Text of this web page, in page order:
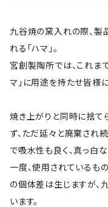
九谷焼の窯入れの際、製
れる「ハマ」。
宮創製陶所では、これま
マ」に用途を持たせ皆様
焼き上がりと同時に捨て
ず、ただ延々と廃棄され続
で吸水性も良く、真っ白
一度、使用されているも
の個体差は生じますが、
います。